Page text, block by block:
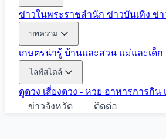
ข่าวในพระราชสำนัก ข่าวบันเทิง ข่า
บทความ
เกษตรน่ารู้ บ้านและสวน แม่และเด็ก
ไลฟ์สไตล์
ดูดวง เสี่ยงดวง - หวย อาหารการกิน
ข่าวจังหวัด
ติดต่อ